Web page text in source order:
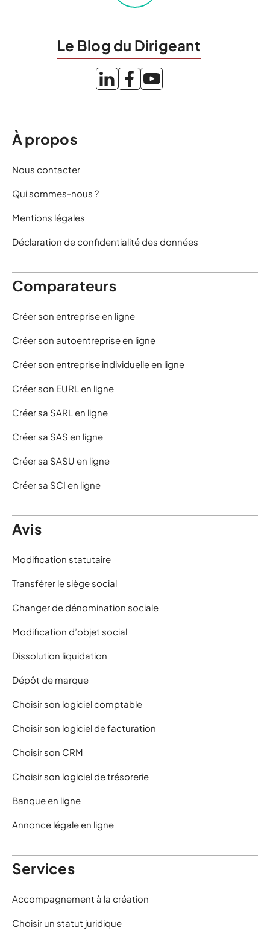
Le Blog du Dirigeant
À propos
Nous contacter
Qui sommes-nous ?
Mentions légales
Déclaration de confidentialité des données
Comparateurs
Créer son entreprise en ligne
Créer son autoentreprise en ligne
Créer son entreprise individuelle en ligne
Créer son EURL en ligne
Créer sa SARL en ligne
Créer sa SAS en ligne
Créer sa SASU en ligne
Créer sa SCI en ligne
Avis
Modification statutaire
Transférer le siège social
Changer de dénomination sociale
Modification d’objet social
Dissolution liquidation
Dépôt de marque
Choisir son logiciel comptable
Choisir son logiciel de facturation
Choisir son CRM
Choisir son logiciel de trésorerie
Banque en ligne
Annonce légale en ligne
Services
Accompagnement à la création
Choisir un statut juridique